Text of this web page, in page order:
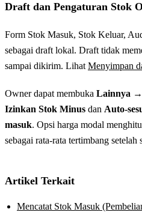
Draft dan Pengaturan Stok
Form Stok Masuk, Stok Keluar,
sebagai draft lokal. Draft tidak
sampai dikirim. Lihat Menyimpan
Owner dapat membuka Lainnya →
Izinkan Stok Minus dan Auto-
masuk. Opsi harga modal
sebagai rata-rata tertimbang setelah
Artikel Terkait
Mencatat Stok Masuk